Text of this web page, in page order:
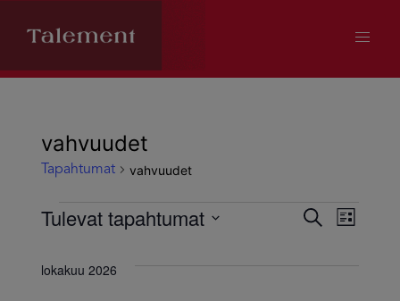
vahvuudet
Tapahtumat vahvuudet
Tapahtumat Etsi Lista
Tulevat tapahtumat
päivä.
lokakuu 2026